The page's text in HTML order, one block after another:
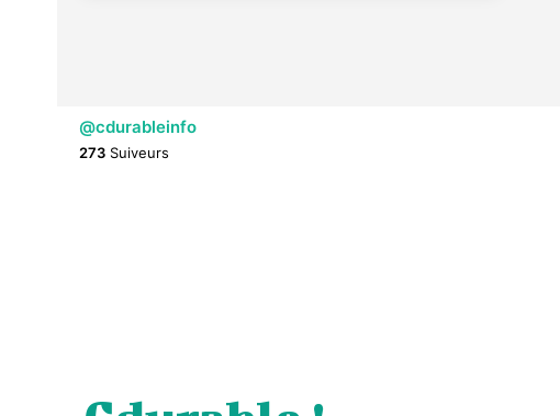
@cdurableinfo
273 Suiveurs